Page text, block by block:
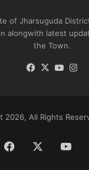
of Jharsuguda
alongwith latest
the Town.
Facebook
X
2026, All Rights
Facebook